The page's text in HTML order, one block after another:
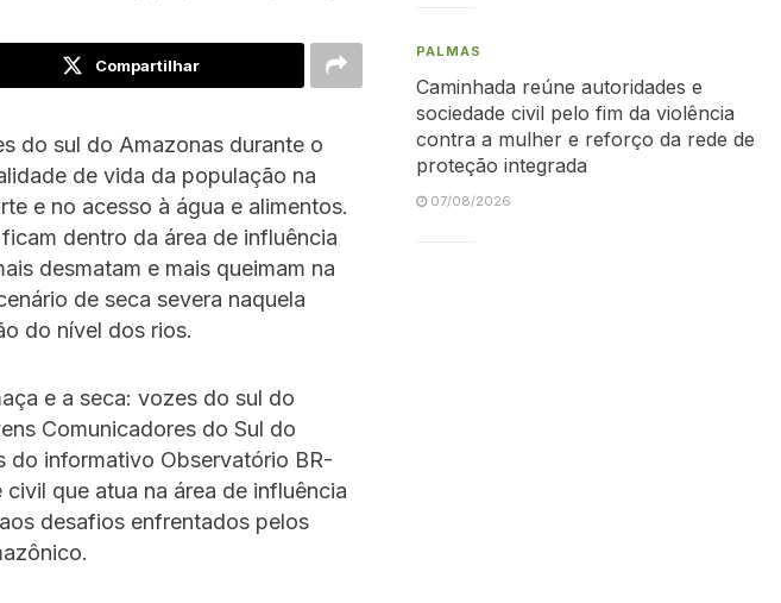
Compartilhar
do sul do Amazonas durante o
de vida da população na
e no acesso à água e alimentos.
dentro da área de influência
desmatam e mais queimam na
de seca severa naquela
do nível dos rios.
e a seca: vozes do sul do
Comunicadores do Sul do
do informativo Observatório BR-
que atua na área de influência
desafios enfrentados pelos
PALMAS
Caminhada reúne autoridades e
sociedade civil pelo fim da violência
contra a mulher e reforço da rede de
proteção integrada
07/08/2026